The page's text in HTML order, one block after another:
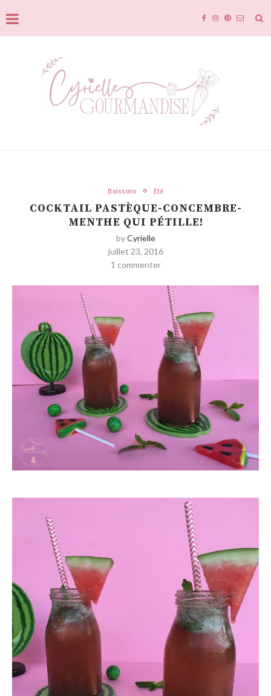
Boissons Eté
COCKTAIL PASTÈQUE-CONCEMBRE-
MENTHE QUI PÉTILLE!
byCyrielle
juillet 23, 2016
1 commenter